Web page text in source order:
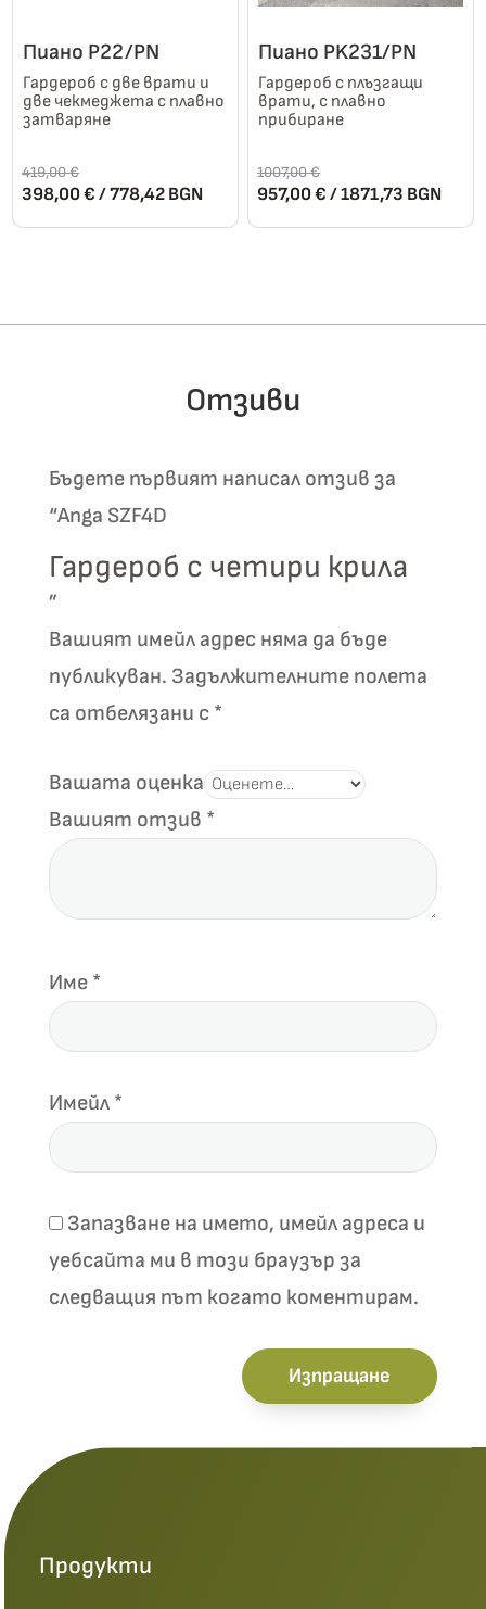
the
product
page
the
product
page
Пиано P22/PN
Гардероб с две врати и
две чекмеджета с плавно
затваряне
419,00€
Original
398,00€ / 778,42 BGNТекущата
multiple
chosen
product
page
Пиано PK231/PN
Гардероб с плъзгащи
врати, с плавно
прибиране
1007,00€
Original
957,00€ / 1871,73 BGN
multiple
options
chosen
product
Отзиви
Бъдете първият написал отзив за
“Anga SZF4D
Гардероб с четири крила
”
Вашият имейл адрес няма да бъде
публикуван. Задължителните полета
са отбелязани с *
Вашата оценка
Вашият отзив *
Име *
Имейл *
Запазване на името, имейл адреса и
уебсайта ми в този браузър за
следващия път когато коментирам.
Изпращане
Продукти